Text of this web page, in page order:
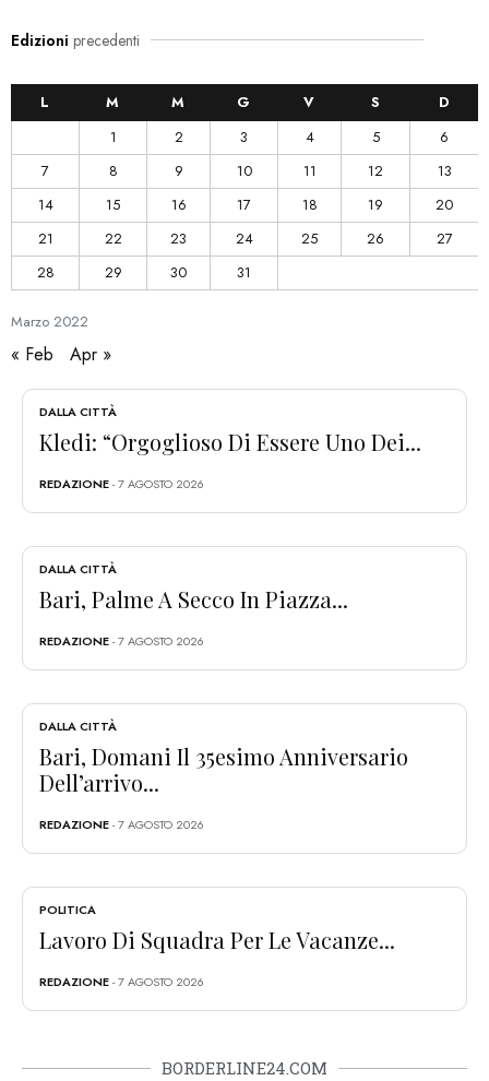
Edizioni precedenti
Marzo 2022
L M M G V S
D
1
2 3 4 5
6
7
8 9 10 11 12
13
14
15 16 17 18 19
20
21
22 23 24 25 26
27
28
29 30 31
« Feb Apr »
DALLA CITTÀ
Kledi: “Orgoglioso Di Essere Uno Dei...
REDAZIONE- 7 AGOSTO 2026
DALLA CITTÀ
Bari, Palme A Secco In Piazza...
REDAZIONE- 7 AGOSTO 2026
DALLA CITTÀ
Bari, Domani Il 35esimo Anniversario
Dell’arrivo...
REDAZIONE- 7 AGOSTO 2026
POLITICA
Lavoro Di Squadra Per Le Vacanze...
REDAZIONE- 7 AGOSTO 2026
BORDERLINE24.COM